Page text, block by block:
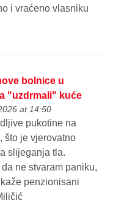
i vraćeno vlasniku
bolnice u
"uzdrmali" kuće
at 14:50
pukotine na
što je vjerovatno
slijeganja tla.
ne stvaram paniku,
penzionisani